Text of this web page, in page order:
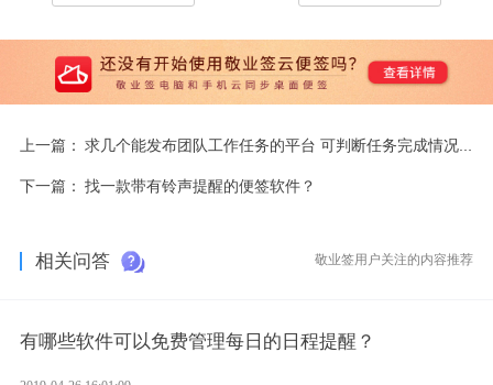
上一篇： 求几个能发布团队工作任务的平台 可判断任务完成情况的
下一篇： 找一款带有铃声提醒的便签软件？
相关问答 敬业签用户关注的内容推荐
有哪些软件可以免费管理每日的日程提醒？